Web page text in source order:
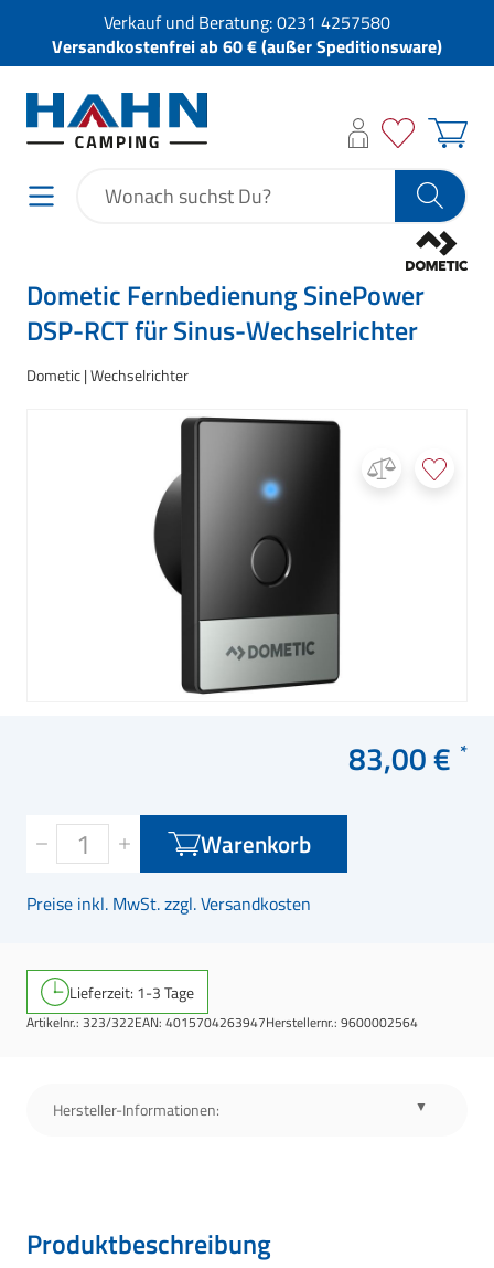
Verkauf und Beratung:0231 4257580
Versandkostenfrei ab 60 € (außer Speditionsware)
Dometic Fernbedienung SinePower
DSP-RCT für Sinus-Wechselrichter
Dometic Wechselrichter
83,00 €
Warenkorb
Preise inkl. MwSt. zzgl. Versandkosten
Lieferzeit: 1-3 Tage
Artikelnr.: 323/322EAN: 4015704263947Herstellernr.: 9600002564
Hersteller-Informationen:
Produktbeschreibung